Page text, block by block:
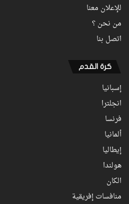
للإعلان معنا
من نحن ؟
اتصل بنا
كرة القدم
إسبانيا
انجلترا
فرنسا
ألمانيا
إيطاليا
هولندا
الكان
منافسات إفريقية